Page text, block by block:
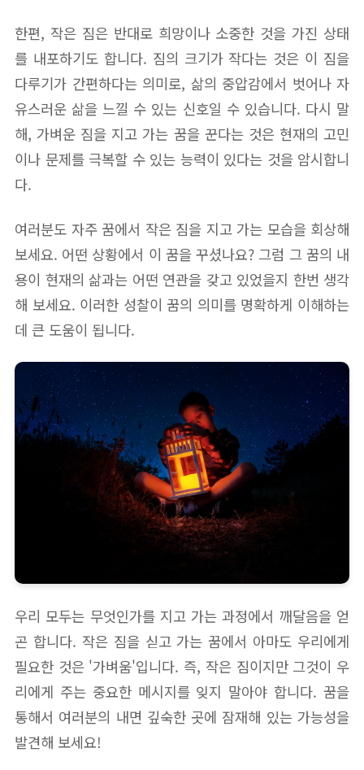
한편, 작은 짐은 반대로 희망이나 소중한 것을 가진 상태
를 내포하기도 합니다. 짐의 크기가 작다는 것은 이 짐을
다루기가 간편하다는 의미로, 삶의 중압감에서 벗어나 자
유스러운 삶을 느낄 수 있는 신호일 수 있습니다. 다시 말
해, 가벼운 짐을 지고 가는 꿈을 꾼다는 것은 현재의 고민
이나 문제를 극복할 수 있는 능력이 있다는 것을 암시합니
다.
여러분도 자주 꿈에서 작은 짐을 지고 가는 모습을 회상해
보세요. 어떤 상황에서 이 꿈을 꾸셨나요? 그럼 그 꿈의 내
용이 현재의 삶과는 어떤 연관을 갖고 있었을지 한번 생각
해 보세요. 이러한 성찰이 꿈의 의미를 명확하게 이해하는
데 큰 도움이 됩니다.
우리 모두는 무엇인가를 지고 가는 과정에서 깨달음을 얻
곤 합니다. 작은 짐을 싣고 가는 꿈에서 아마도 우리에게
필요한 것은 '가벼움'입니다. 즉, 작은 짐이지만 그것이 우
리에게 주는 중요한 메시지를 잊지 말아야 합니다. 꿈을
통해서 여러분의 내면 깊숙한 곳에 잠재해 있는 가능성을
발견해 보세요!